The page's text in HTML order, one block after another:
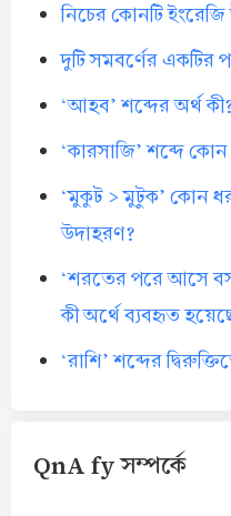
নিচের কোনটি
দুটি সমবর্ণের একটির
‘আহব’ শব্দের অর্থ
‘কারসাজি’ শব্দে
‘মুকুট > মুটুক’ কোন
উদাহরণ?
‘শরতের পরে আসে
কী অর্থে ব্যবহৃত
‘রাশি’ শব্দের
QnA fy সম্পর্কে